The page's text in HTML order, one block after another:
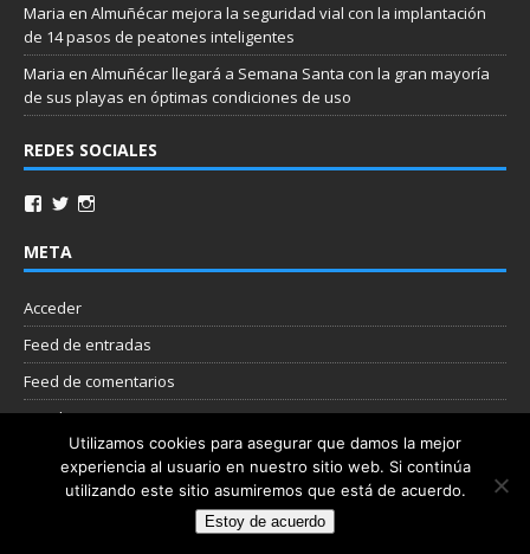
Maria en Almuñécar mejora la seguridad vial con la implantación
de 14 pasos de peatones inteligentes
Maria en Almuñécar llegará a Semana Santa con la gran mayoría
de sus playas en óptimas condiciones de uso
REDES SOCIALES
META
Acceder
Feed de entradas
Feed de comentarios
WordPress.org
Nube de etiquetas
Copyright © 2026 | Plantilla WordPress por
Utilizamos cookies para asegurar que damos la mejor
experiencia al usuario en nuestro sitio web. Si continúa
utilizando este sitio asumiremos que está de acuerdo.
Estoy de acuerdo